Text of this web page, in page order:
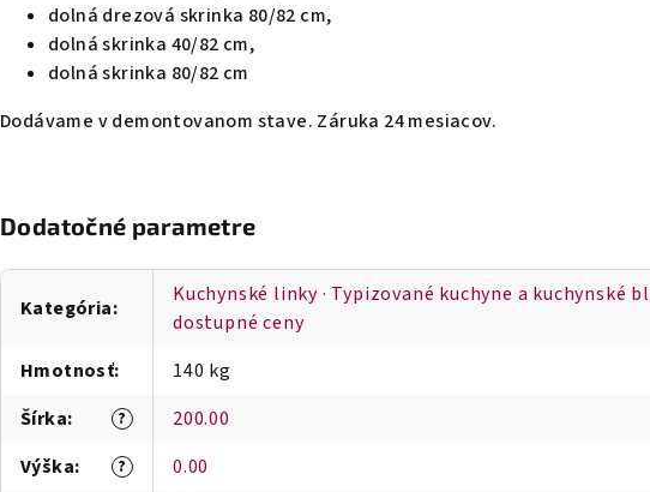
dolná drezová skrinka 80/82 cm,
dolná skrinka 40/82 cm,
dolná skrinka 80/82 cm
Dodávame v demontovanom stave. Záruka 24 mesiacov.
Dodatočné parametre
Kategória:
Kuchynské linky · Typizované kuchyne a kuchynské
dostupné ceny
Hmotnosť: 140 kg
?
Šírka: 200.00
?
Výška: 0.00